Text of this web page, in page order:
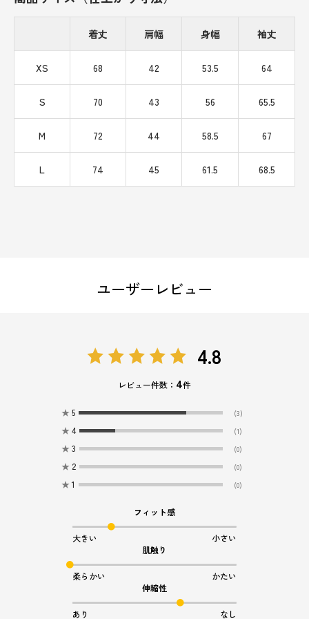
着丈 肩幅 身幅 袖丈
XS 68 42 53.5 64
S 70 43 56 65.5
M 72 44 58.5 67
L 74 45 61.5 68.5
ユーザーレビュー
4.8
レビュー件数： 4件
★ 5 (3)
★ 4 (1)
★ 3 (0)
★ 2 (0)
★ 1 (0)
フィット感
大きい
小さい
肌触り
柔らかい
かたい
伸縮性
あり なし